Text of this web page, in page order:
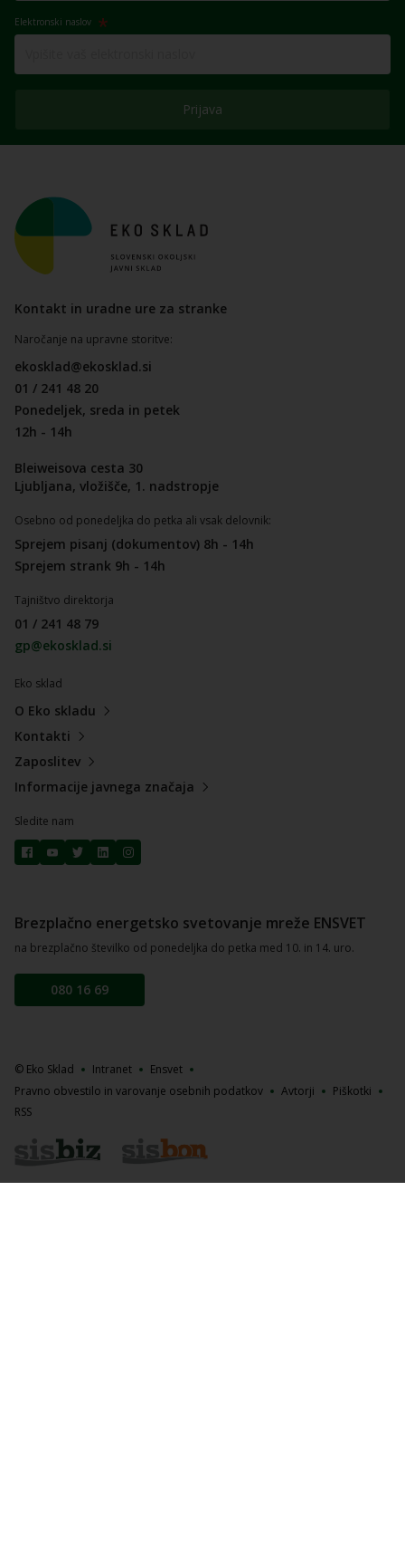
Elektronski naslov
Prijava
Kontakt in uradne ure za stranke
Naročanje na upravne storitve:
ekosklad@ekosklad.si
01 / 241 48 20
Ponedeljek, sreda in petek
12h - 14h
Bleiweisova cesta 30
Ljubljana, vložišče, 1. nadstropje
Osebno od ponedeljka do petka ali vsak delovnik:
Sprejem pisanj (dokumentov) 8h - 14h
Sprejem strank 9h - 14h
Tajništvo direktorja
01 / 241 48 79
gp@ekosklad.si
Eko sklad
O Eko skladu
Kontakti
Zaposlitev
Informacije javnega značaja
Sledite nam
Brezplačno energetsko svetovanje mreže ENSVET
na brezplačno številko od ponedeljka do petka med 10. in 14. uro.
080 16 69
© Eko Sklad Intranet
Ensvet
Pravno obvestilo in varovanje osebnih podatkov
Avtorji
Piškotki
RSS